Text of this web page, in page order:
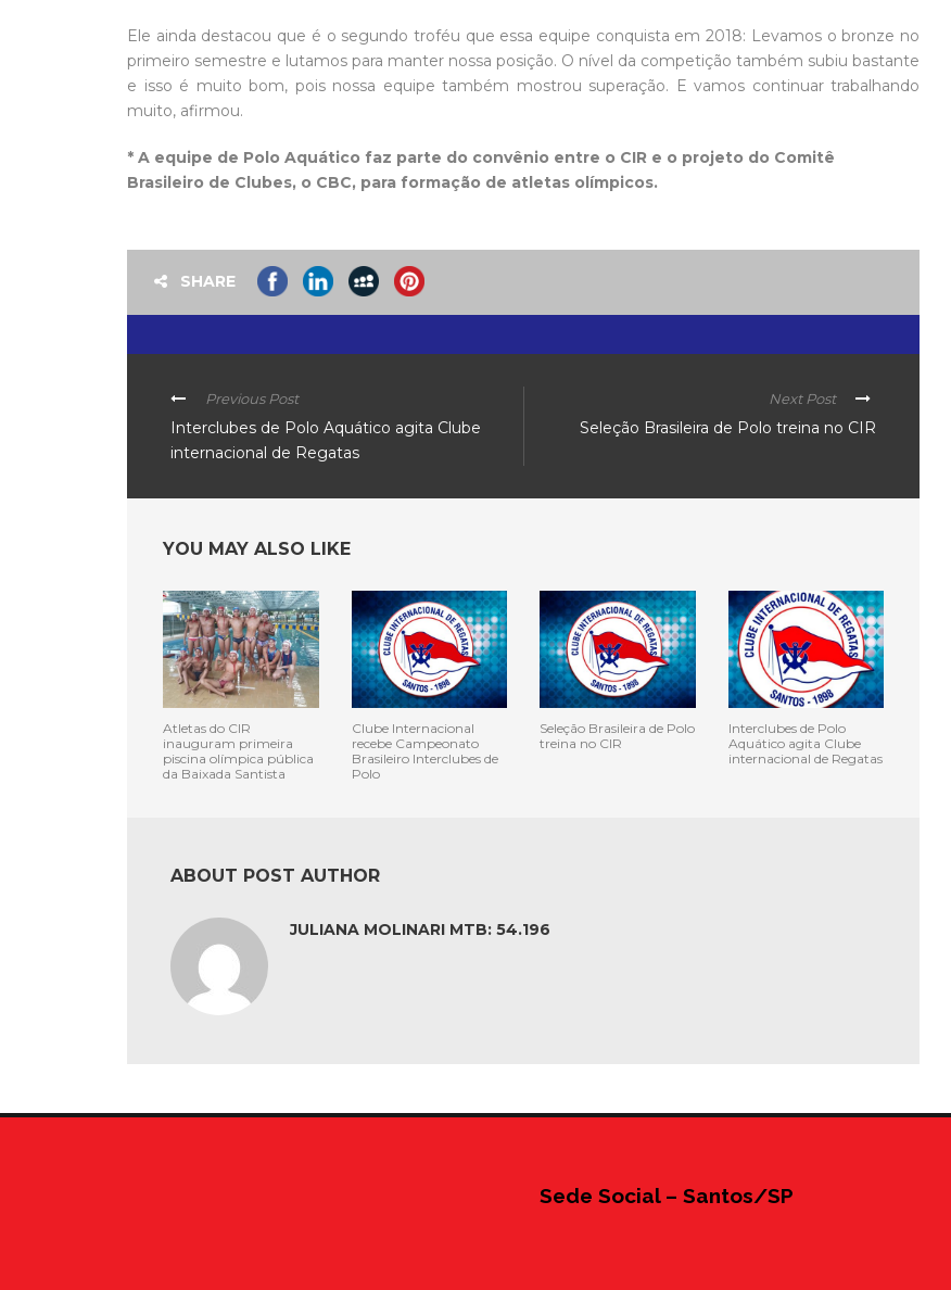
Ele ainda destacou que é o segundo troféu que essa equipe conquista em 2018: Levamos o bronze no
primeiro semestre e lutamos para manter nossa posição. O nível da competição também subiu bastante
e isso é muito bom, pois nossa equipe também mostrou superação. E vamos continuar trabalhando
muito, afirmou.
* A equipe de Polo Aquático faz parte do convênio entre o CIR e o projeto do Comitê
Brasileiro de Clubes, o CBC, para formação de atletas olímpicos.
SHARE
Previous Post
Interclubes de Polo Aquático agita Clube
internacional de Regatas
Next Post
Seleção Brasileira de Polo treina no CIR
YOU MAY ALSO LIKE
Atletas do CIR
inauguram primeira
piscina olímpica pública
da Baixada Santista
Clube Internacional
recebe Campeonato
Brasileiro Interclubes de
Polo
Seleção Brasileira de Polo
treina no CIR
Interclubes de Polo
Aquático agita Clube
internacional de Regatas
ABOUT POST AUTHOR
JULIANA MOLINARI MTB: 54.196
Sede Social – Santos/SP